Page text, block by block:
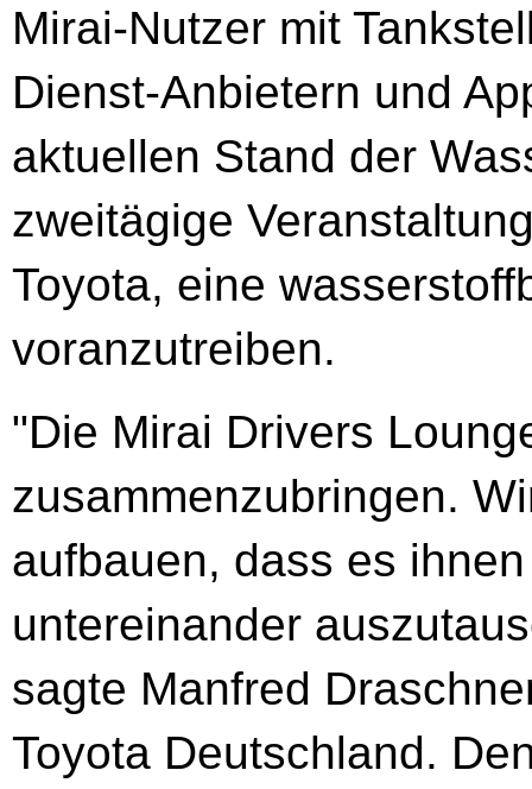
Mirai-Nutzer mit
Dienst-Anbietern und
aktuellen Stand der
zweitägige
Toyota, eine
voranzutreiben.
"Die Mirai Drivers
zusammenzubringen.
aufbauen, dass es
untereinander
sagte Manfred
Toyota Deutschland.